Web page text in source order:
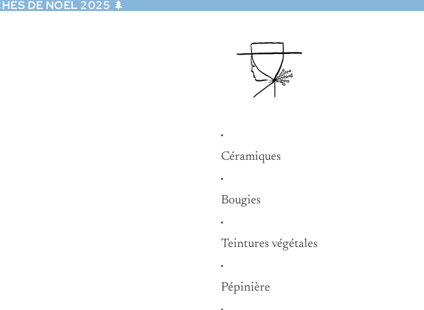
DE NOËL 2025 🌲
Céramiques
Bougies
Teintures végétales
Pépinière